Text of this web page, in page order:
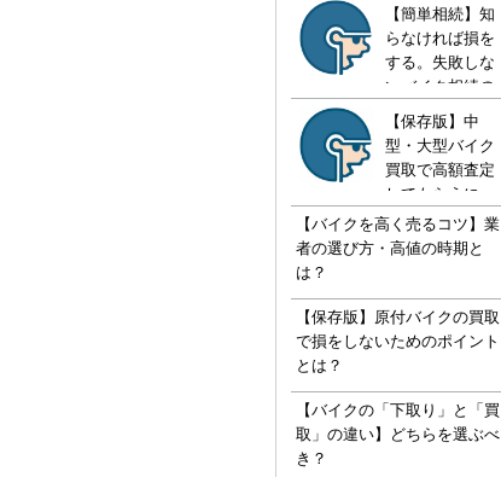
【簡単相続】知
らなければ損を
する。失敗しな
いバイク相続の
方法とは？
【保存版】中
型・大型バイク
買取で高額査定
してもらうに
は！？知ってお
きたい３つの知
【バイクを高く売るコツ】業
者の選び方・高値の時期と
は？
【保存版】原付バイクの買取
で損をしないためのポイント
とは？
【バイクの「下取り」と「買
取」の違い】どちらを選ぶべ
き？